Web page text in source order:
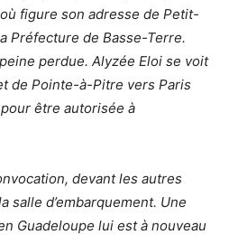
figure son adresse de Petit-
Préfecture de Basse-Terre.
perdue. Alyzée Eloi se voit
de Pointe-à-Pitre vers Paris
pour être autorisée à
devant les autres
salle d’embarquement. Une
Guadeloupe lui est à nouveau